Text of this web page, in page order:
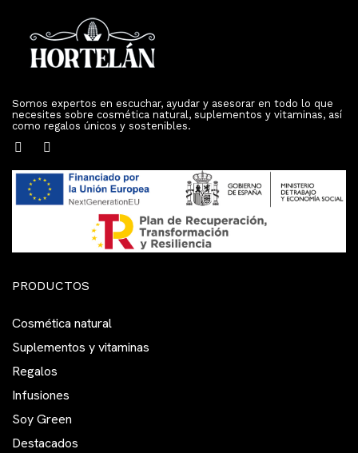
Somos expertos en escuchar, ayudar y asesorar en todo lo que
necesites sobre cosmética natural, suplementos y vitaminas, así
como regalos únicos y sostenibles.
PRODUCTOS
Cosmética natural
Suplementos y vitaminas
Regalos
Infusiones
Soy Green
Destacados